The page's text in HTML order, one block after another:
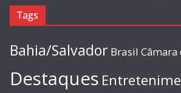
Tags
Bahia/Salvador Brasil Câmara
Destaques